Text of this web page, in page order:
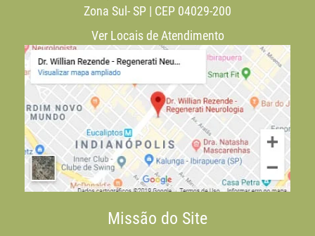
Zona Sul- SP | CEP 04029-200
Ver Locais de Atendimento
Missão do Site